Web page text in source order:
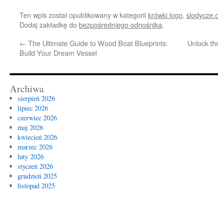
Ten wpis został opublikowany w kategorii krówki logo,
Dodaj zakładkę dobezpośredniego odnośnika.
← The Ultimate Guide to Wood Boat Blueprints:
Build Your Dream Vessel
Unlock
Archiwa
sierpień 2026
lipiec 2026
czerwiec 2026
maj 2026
kwiecień 2026
marzec 2026
luty 2026
styczeń 2026
grudzień 2025
listopad 2025